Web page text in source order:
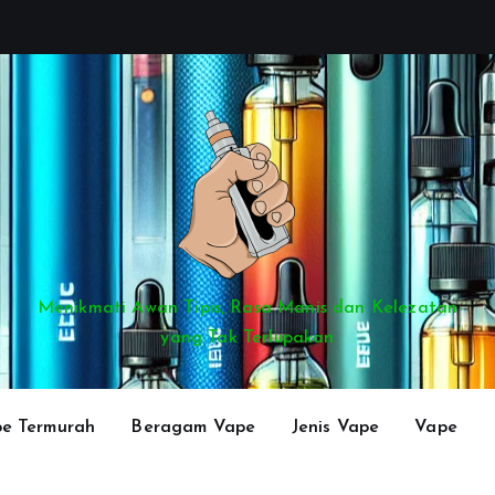
Menikmati Awan Tipis, Rasa Manis dan Kelezatan
yang Tak Terlupakan
Termurah Beragam Vape Jenis Vape Vape